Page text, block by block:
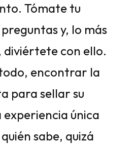
Tómate tu
y, lo más
con ello.
encontrar la
para sellar su
experiencia única
sabe, quizá